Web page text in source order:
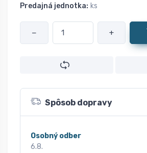
Predajná jednotka: ks
− +
Spôsob dopravy
Osobný odber
6.8.